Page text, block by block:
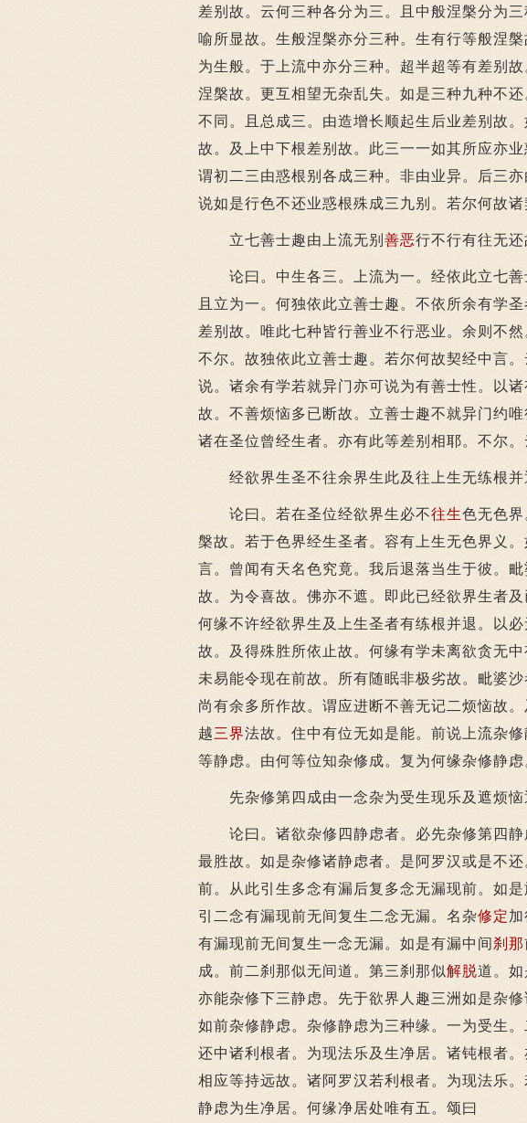
差别故。云何三种各分为三。且中般涅槃分为
喻所显故。生般涅槃亦分三种。生有行等般涅
为生般。于上流中亦分三种。超半超等有差别
涅槃故。更互相望无杂乱失。如是三种九种不
不同。且总成三。由造增长顺起生后业差别故
故。及上中下根差别故。此三一一如其所应亦
谓初二三由惑根别各成三种。非由业异。后三
说如是行色不还业惑根殊成三九别。若尔何故
立七善士趣由上流无别 善恶行不行有往无还
论曰。中生各三。上流为一。经依此立七善
且立为一。何独依此立善士趣。不依所余有学
差别故。唯此七种皆行善业不行恶业。余则不
不尔。故独依此立善士趣。若尔何故契经中言
说。诸余有学若就异门亦可说为有善士性。以
故。不善烦恼多已断故。立善士趣不就异门约
诸在圣位曾经生者。亦有此等差别相耶。不尔。
经欲界生圣不往余界生此及往上生无练根并
论曰。若在圣位经欲界生必不往生色无色界
槃故。若于色界经生圣者。容有上生无色界义
言。曾闻有天名色究竟。我后退落当生于彼。
故。为令喜故。佛亦不遮。即此已经欲界生者
何缘不许经欲界生及上生圣者有练根并退。以
故。及得殊胜所依止故。何缘有学未离欲贪无
未易能令现在前故。所有随眠非极劣故。毗婆
尚有余多所作故。谓应进断不善无记二烦恼故
越三界法故。住中有位无如是能。前说上流杂
等静虑。由何等位知杂修成。复为何缘杂修静虑
先杂修第四成由一念杂为受生现乐及遮烦恼
论曰。诸欲杂修四静虑者。必先杂修第四静
最胜故。如是杂修诸静虑者。是阿罗汉或是不
前。从此引生多念有漏后复多念无漏现前。如
引二念有漏现前无间复生二念无漏。名杂修定
有漏现前无间复生一念无漏。如是有漏中间 刹那
成。前二刹那似无间道。第三刹那似解脱道。
亦能杂修下三静虑。先于欲界人趣三洲如是杂
如前杂修静虑。杂修静虑为三种缘。一为受生
还中诸利根者。为现法乐及生净居。诸钝根者
相应等持远故。诸阿罗汉若利根者。为现法乐
静虑为生净居。何缘净居处唯有五。颂曰